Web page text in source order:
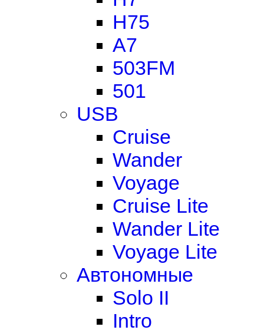
H75
A7
503FM
501
USB
Cruise
Wander
Voyage
Cruise Lite
Wander Lite
Voyage Lite
Автономные
Solo II
Intro